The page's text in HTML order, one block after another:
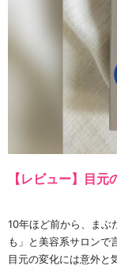
【レビュー】目
10年ほど前から、まぶ
も」と美容系サロンで
目元の変化には意外と